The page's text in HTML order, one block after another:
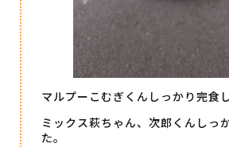
マルプーこむぎくんしっかり完食
ミックス萩ちゃん、次郎くんしっ
た。